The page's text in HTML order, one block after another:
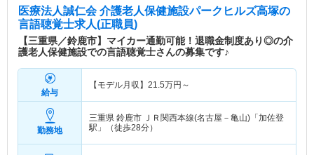
医療法人誠仁会 介護老人保健施設パークヒルズ高塚の
言語聴覚士求人(正職員)
【三重県／鈴鹿市】マイカー通勤可能！退職金制度あり◎の介
護老人保健施設での言語聴覚士さんの募集です♪
給与
【モデル月収】 21.5万円～
勤務地
三重県 鈴鹿市 ＪＲ関西本線(名古屋－亀山)「加佐登
駅」（徒歩28分）